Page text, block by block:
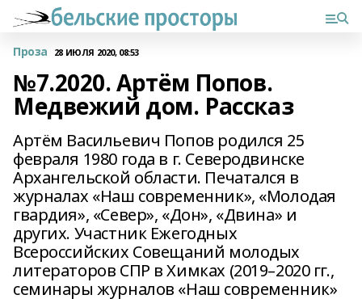
Проза 28 ИЮЛЯ 2020, 08:53
№7.2020. Артём Попов.
Медвежий дом. Рассказ
Артём Васильевич Попов родился 25
февраля 1980 года в г. Северодвинске
Архангельской области. Печатался в
журналах «Наш современник», «Молодая
гвардия», «Север», «Дон», «Двина» и
других. Участник Ежегодных
Всероссийских Совещаний молодых
литераторов СПР в Химках (2019–2020 гг.,
семинары журналов «Наш современник»